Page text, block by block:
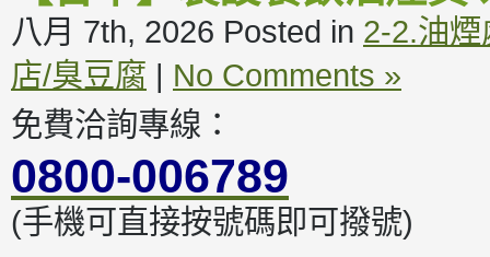
八月 7th, 2026 Posted in 2-2.油
店/臭豆腐 | No Comments »
免費洽詢專線：
0800-006789
(手機可直接按號碼即可撥號)